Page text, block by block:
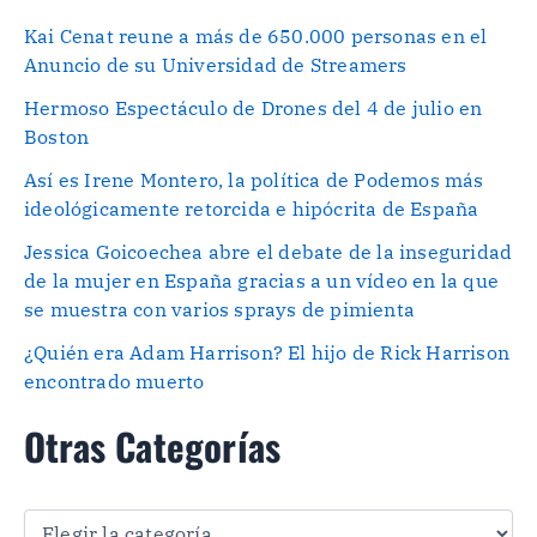
Kai Cenat reune a más de 650.000 personas en el
Anuncio de su Universidad de Streamers
Hermoso Espectáculo de Drones del 4 de julio en
Boston
Así es Irene Montero, la política de Podemos más
ideológicamente retorcida e hipócrita de España
Jessica Goicoechea abre el debate de la inseguridad
de la mujer en España gracias a un vídeo en la que
se muestra con varios sprays de pimienta
¿Quién era Adam Harrison? El hijo de Rick Harrison
encontrado muerto
Otras Categorías
O